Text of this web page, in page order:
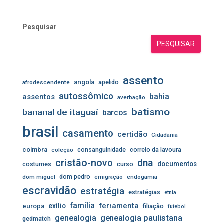
Pesquisar
PESQUISAR
afrodescendente angola apelido assento
assentos autossômico averbação bahia
bananal de itaguaí barcos batismo
brasil casamento certidão Cidadania
coimbra coleção consanguinidade correio da lavoura
costumes
cristão-novo curso dna documentos
dom miguel dom pedro emigração endogamia
escravidão estratégia estratégias etnia
europa exílio família ferramenta filiação futebol
gedmatch genealogia genealogia paulistana